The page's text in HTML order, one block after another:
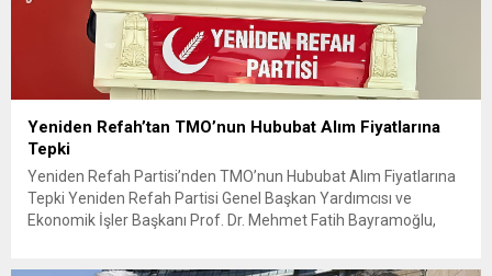
Yeniden Refah’tan TMO’nun Hububat Alım Fiyatlarına
Tepki
Yeniden Refah Partisi’nden TMO’nun Hububat Alım Fiyatlarına
Tepki Yeniden Refah Partisi Genel Başkan Yardımcısı ve
Ekonomik İşler Başkanı Prof. Dr. Mehmet Fatih Bayramoğlu,